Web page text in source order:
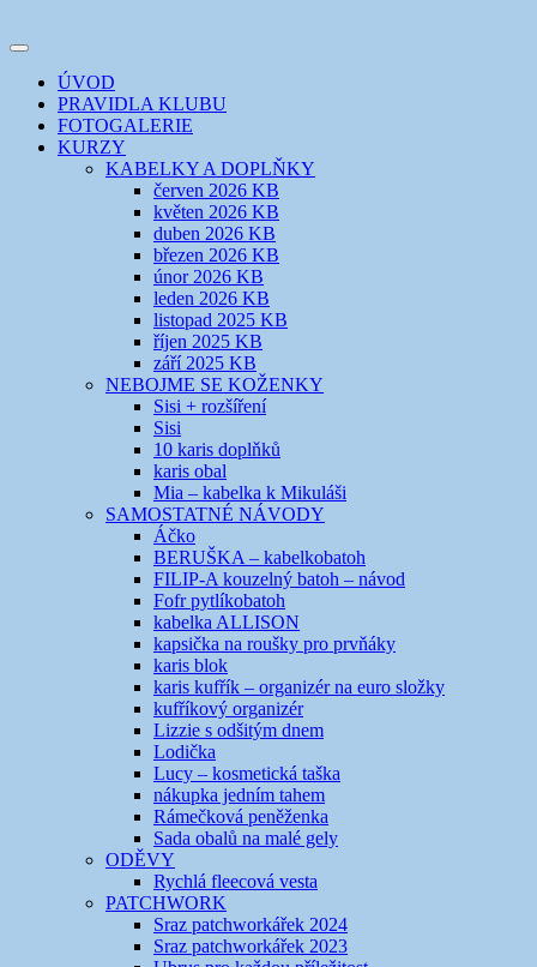
k
webuEVIKLUB
šicí klub
Toggle
navigation
ÚVOD
PRAVIDLA KLUBU
FOTOGALERIE
KURZY
KABELKY A DOPLŇKY
červen 2026 KB
květen 2026 KB
duben 2026 KB
březen 2026 KB
únor 2026 KB
leden 2026 KB
listopad 2025 KB
říjen 2025 KB
září 2025 KB
NEBOJME SE KOŽENKY
Sisi + rozšíření
Sisi
10 karis doplňků
karis obal
Mia – kabelka k Mikuláši
SAMOSTATNÉ NÁVODY
Áčko
BERUŠKA – kabelkobatoh
FILIP-A kouzelný batoh – návod
Fofr pytlíkobatoh
kabelka ALLISON
kapsička na roušky pro prvňáky
karis blok
karis kufřík – organizér na euro složky
kufříkový organizér
Lizzie s odšitým dnem
Lodička
Lucy – kosmetická taška
nákupka jedním tahem
Rámečková peněženka
Sada obalů na malé gely
ODĚVY
Rychlá fleecová vesta
PATCHWORK
Sraz patchworkářek 2024
Sraz patchworkářek 2023